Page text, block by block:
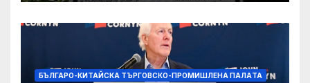
БЪЛГАРО-КИТАЙСКА ТЪРГОВСКО-ПРОМИШЛЕНА ПАЛAТА